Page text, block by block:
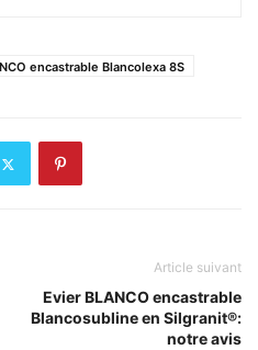
encastrable Blancolexa 8S
Article suivant
Evier BLANCO encastrable
Blancosubline en Silgranit®:
notre avis